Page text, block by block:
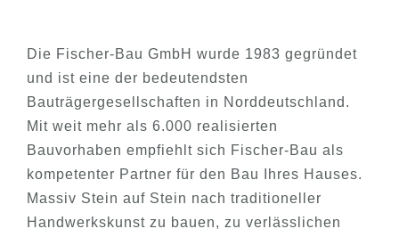
Die Fischer-Bau GmbH wurde 1983 gegründet
und ist eine der bedeutendsten
Bauträgergesellschaften in Norddeutschland.
Mit weit mehr als 6.000 realisierten
Bauvorhaben empfiehlt sich Fischer-Bau als
kompetenter Partner für den Bau Ihres Hauses.
Massiv Stein auf Stein nach traditioneller
Handwerkskunst zu bauen, zu verlässlichen